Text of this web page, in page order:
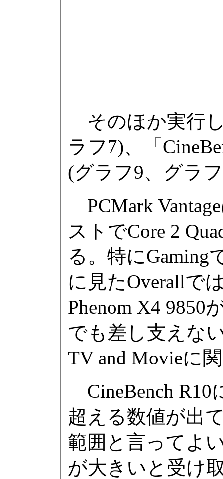
そのほか実行し
ラフ7)、「
(グラフ9、グラ
PCMark
ストでCore 2
る。特にGaming
に見たOverallで
Phenom X4 9850
でも差し支えな
TV and Movieに
CineBench R10
超える数値が出
範囲と言ってよ
が大きいと受け